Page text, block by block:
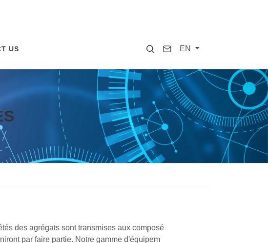
SearchContact
EN
US
des agrégats sont transmises aux composé
par faire partie. Notre gamme d'équipem